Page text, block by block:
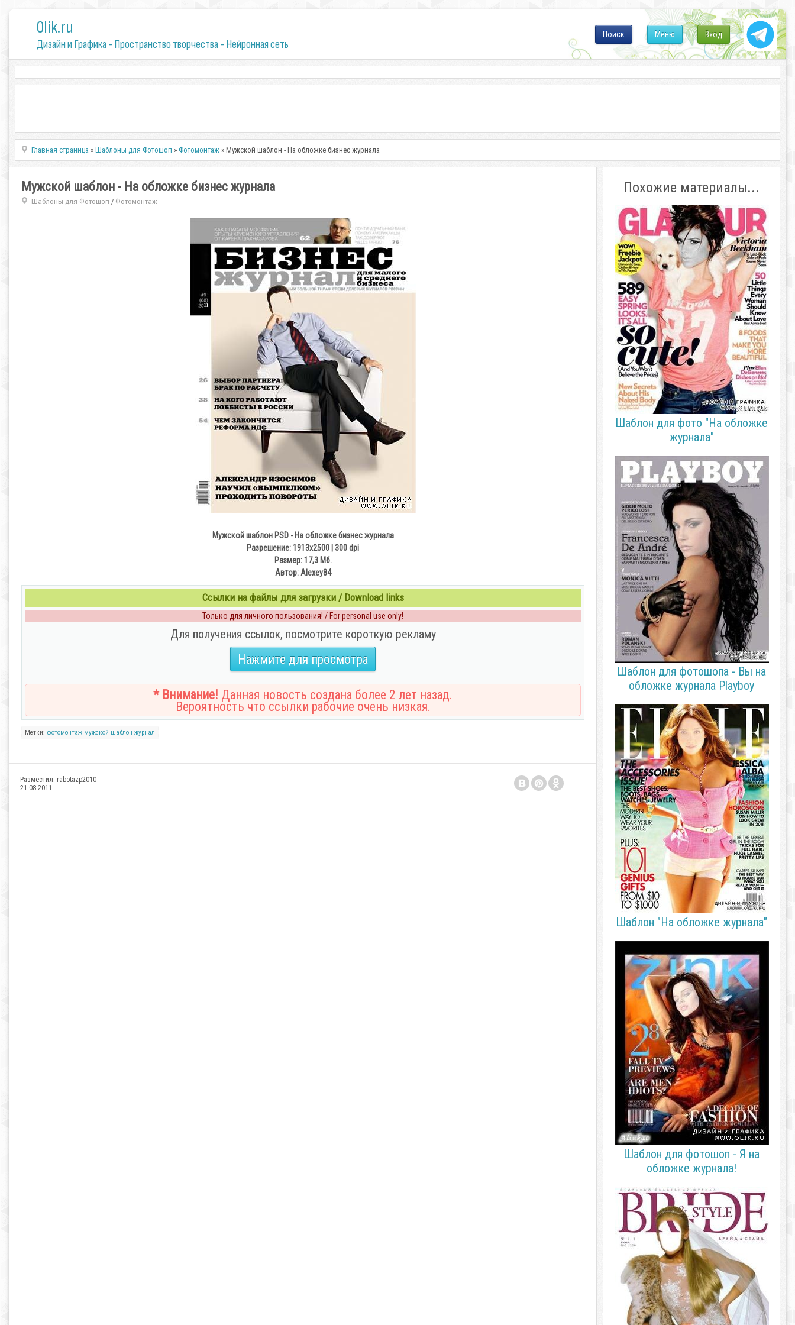
0lik.ru
Дизайн и Графика - Пространство творчества - Нейронная сеть
Вход
Меню
Поиск
Главная страница »Шаблоны для Фотошоп » Фотомонтаж » Мужской шаблон - На обложке бизнес журнала
Мужской шаблон - На обложке бизнес журнала
Шаблоны для Фотошоп / Фотомонтаж
Мужской шаблон PSD - На обложке бизнес журнала
Разрешение: 1913x2500 | 300 dpi
Размер: 17,3 Мб.
Автор: Alexey84
Ссылки на файлы для загрузки / Download links
Только для личного пользования! / For personal use only!
Для получения ссылок, посмотрите короткую рекламу
Нажмите для просмотра
* Внимание! Данная новость создана более 2 лет назад.
Вероятность что ссылки рабочие очень низкая.
Метки: фотомонтаж мужской шаблон журнал
Разместил: rabotazp2010
21.08.2011
Похожие материалы...
Шаблон для фото "На обложке
журнала"
Шаблон для фотошопа - Вы на
обложке журнала Playboy
Шаблон "На обложке журнала"
Шаблон для фотошоп - Я на
обложке журнала!